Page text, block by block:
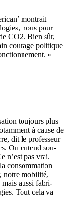
mon­trait
nous pour­
CO2. Bien sûr,
cou­rage po­li­tique
»
tou­jours plus
à cause de
dit le pro­fes­seur
On en­tend sou­
n’est pas vrai.
consom­ma­tion
notre mo­bi­lité,
mais aussi fa­bri­
Tout cela va